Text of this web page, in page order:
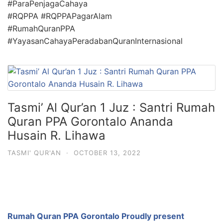
#ParaPenjagaCahaya
#RQPPA #RQPPAPagarAlam
#RumahQuranPPA
#YayasanCahayaPeradabanQuranInternasional
Tasmi’ Al Qur’an 1 Juz : Santri Rumah
Quran PPA Gorontalo Ananda
Husain R. Lihawa
TASMI' QUR'AN · OCTOBER 13, 2022
Rumah Quran PPA Gorontalo Proudly present